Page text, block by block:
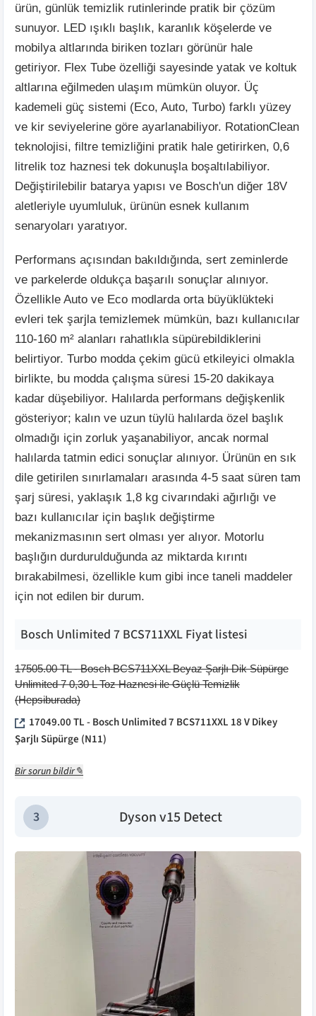
ürün, günlük temizlik rutinlerinde pratik bir çözüm
sunuyor. LED ışıklı başlık, karanlık köşelerde ve
mobilya altlarında biriken tozları görünür hale
getiriyor. Flex Tube özelliği sayesinde yatak ve koltuk
altlarına eğilmeden ulaşım mümkün oluyor. Üç
kademeli güç sistemi (Eco, Auto, Turbo) farklı yüzey
ve kir seviyelerine göre ayarlanabiliyor. RotationClean
teknolojisi, filtre temizliğini pratik hale getirirken, 0,6
litrelik toz haznesi tek dokunuşla boşaltılabiliyor.
Değiştirilebilir batarya yapısı ve Bosch'un diğer 18V
aletleriyle uyumluluk, ürünün esnek kullanım
senaryoları yaratıyor.
Performans açısından bakıldığında, sert zeminlerde
ve parkelerde oldukça başarılı sonuçlar alınıyor.
Özellikle Auto ve Eco modlarda orta büyüklükteki
evleri tek şarjla temizlemek mümkün, bazı kullanıcılar
110-160 m² alanları rahatlıkla süpürebildiklerini
belirtiyor. Turbo modda çekim gücü etkileyici olmakla
birlikte, bu modda çalışma süresi 15-20 dakikaya
kadar düşebiliyor. Halılarda performans değişkenlik
gösteriyor; kalın ve uzun tüylü halılarda özel başlık
olmadığı için zorluk yaşanabiliyor, ancak normal
halılarda tatmin edici sonuçlar alınıyor. Ürünün en sık
dile getirilen sınırlamaları arasında 4-5 saat süren tam
şarj süresi, yaklaşık 1,8 kg civarındaki ağırlığı ve
bazı kullanıcılar için başlık değiştirme
mekanizmasının sert olması yer alıyor. Motorlu
başlığın durdurulduğunda az miktarda kırıntı
bırakabilmesi, özellikle kum gibi ince taneli maddeler
için not edilen bir durum.
Bosch Unlimited 7 BCS711XXL Fiyat listesi
17505.00TL -Bosch BCS711XXL Beyaz Şarjlı Dik Süpürge
Unlimited 7 0,30 L Toz Haznesi ile Güçlü Temizlik
(Hepsiburada)
17049.00TL -Bosch Unlimited 7 BCS711XXL 18 V Dikey
Şarjlı Süpürge (N11)
Bir sorun bildir✎
3 Dyson v15 Detect